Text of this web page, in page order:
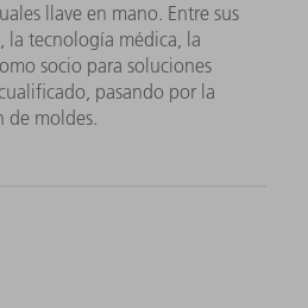
llave en mano. Entre sus
la tecnología médica, la
socio para soluciones
pasando por la
de moldes.